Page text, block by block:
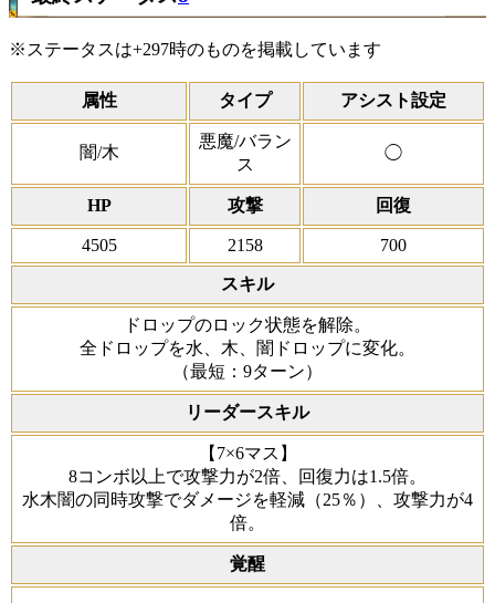
※ステータスは+297時のものを掲載しています
属性 タイプ アシスト設定
闇/木
悪魔/バラン
ス
◯
HP 攻撃 回復
4505 2158 700
スキル
ドロップのロック状態を解除。
全ドロップを水、木、闇ドロップに変化。
（最短：9ターン）
リーダースキル
【7×6マス】
8コンボ以上で攻撃力が2倍、回復力は1.5倍。
水木闇の同時攻撃でダメージを軽減（25％）、攻撃力が4
倍。
覚醒